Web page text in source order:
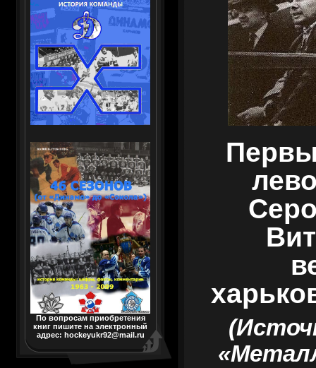
По вопросам приобретения
книг пишите на электронный
адрес: hockeyukr92@mail.ru